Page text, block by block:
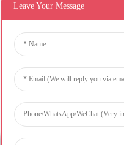
Bilteni
Unesite svoju e-mail adresu i poslat
ćemo vam najnovije informativne
planove.
Leave Your Message